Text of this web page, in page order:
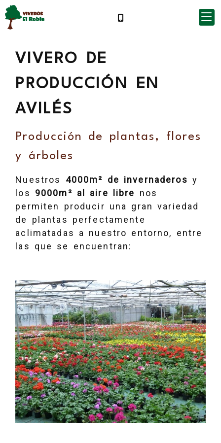
VIVERO DE
PRODUCCIÓN EN
AVILÉS
Producción de plantas, flores
y árboles
Nuestros 4000m² de invernaderos y
los 9000m² al aire libre
nos
permiten producir una gran variedad
de plantas perfectamente
aclimatadas a nuestro entorno, entre
las que se encuentran: